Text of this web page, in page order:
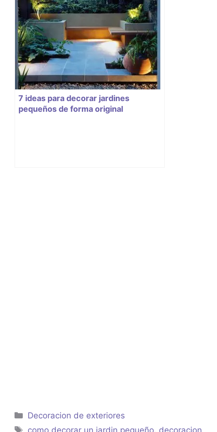
7 ideas para decorar jardines
pequeños de forma original
Categorías
Decoracion de exteriores
Etiquetas
como decorar un jardin pequeño, decoracion